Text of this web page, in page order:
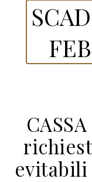
evitabili